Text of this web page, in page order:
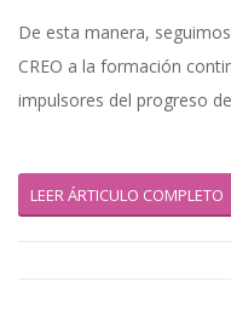
De esta manera,
CREO a la formación
impulsores del progreso
LEER ÁRTICULO COMPLETO